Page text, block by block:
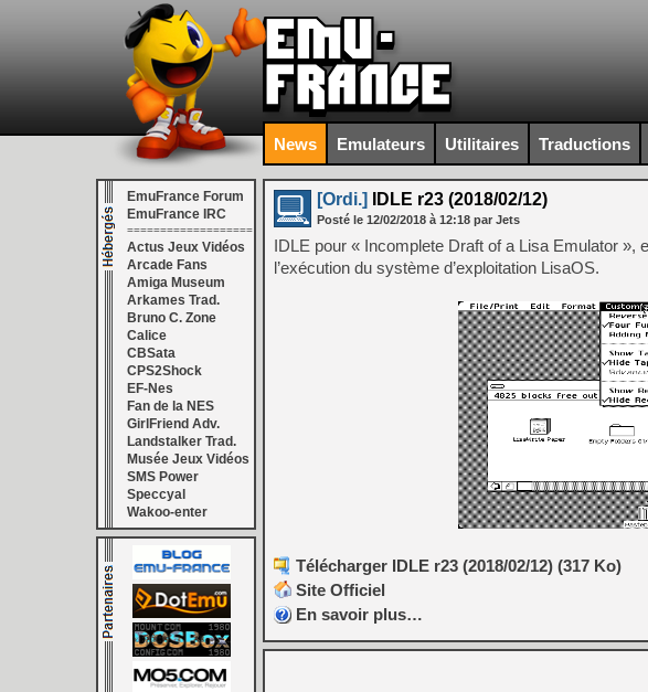
News Emulateurs Utilitaires Traductions
EmuFrance Forum
EmuFrance IRC
===================
Actus Jeux Vidéos
Arcade Fans
Amiga Museum
Arkames Trad.
Bruno C. Zone
Calice
CBSata
CPS2Shock
EF-Nes
Fan de la NES
GirlFriend Adv.
Landstalker Trad.
Musée Jeux Vidéos
SMS Power
Speccyal
Wakoo-enter
[Ordi.] IDLE r23 (2018/02/12)
Posté le 12/02/2018 à 12:18 par Jets
IDLE pour « Incomplete Draft of a Lisa Emulator »,
l’exécution du système d’exploitation LisaOS.
Télécharger IDLE r23 (2018/02/12) (317 Ko)
Site Officiel
En savoir plus…